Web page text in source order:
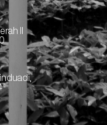
II